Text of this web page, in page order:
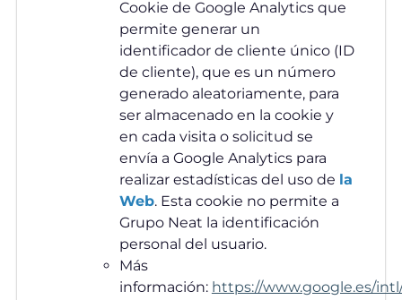
Cookie de Google Analytics que
permite generar un
identificador de cliente único (ID
de cliente), que es un número
generado aleatoriamente, para
ser almacenado en la cookie y
en cada visita o solicitud se
envía a Google Analytics para
realizar estadísticas del uso de la
Web. Esta cookie no permite a
Grupo Neat la identificación
personal del usuario.
Más
información: https://www.google.es/